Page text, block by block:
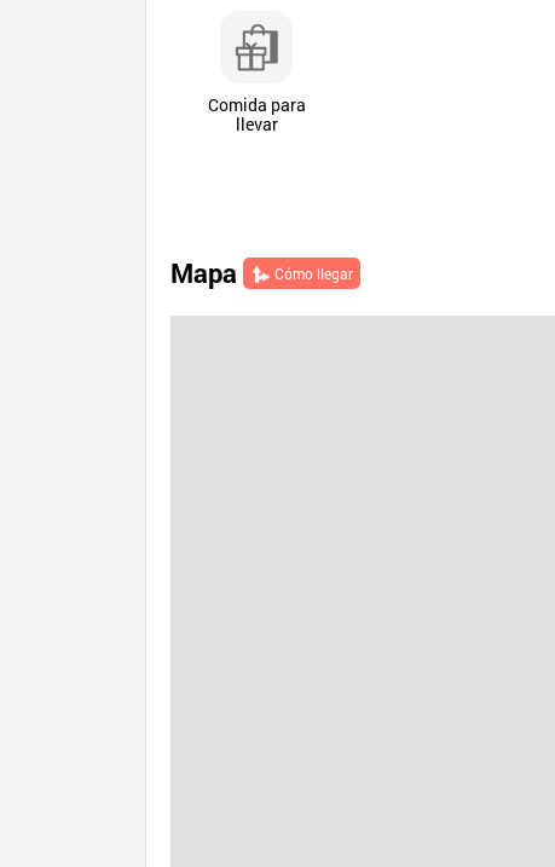
Comida para
llevar
Mapa Cómo llegar